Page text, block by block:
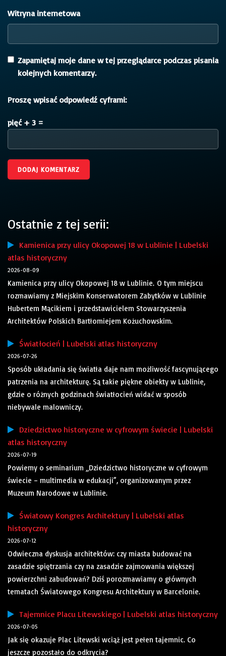
Witryna internetowa
Zapamiętaj moje dane w tej przeglądarce podczas pisania
kolejnych komentarzy.
Proszę wpisać odpowiedź cyframi:
pięć + 3 =
Ostatnie z tej serii:
Kamienica przy ulicy Okopowej 18 w Lublinie | Lubelski
atlas historyczny
2026-08-09
Kamienica przy ulicy Okopowej 18 w Lublinie. O tym miejscu
rozmawiamy z Miejskim Konserwatorem Zabytków w Lublinie
Hubertem Mącikiem i przedstawicielem Stowarzyszenia
Architektów Polskich Bartłomiejem Kożuchowskim.
Światłocień | Lubelski atlas historyczny
2026-07-26
Sposób układania się światła daje nam możliwość fascynującego
patrzenia na architekturę. Są takie piękne obiekty w Lublinie,
gdzie o różnych godzinach światłocień widać w sposób
niebywale malowniczy.
Dziedzictwo historyczne w cyfrowym świecie | Lubelski
atlas historyczny
2026-07-19
Powiemy o seminarium „Dziedzictwo historyczne w cyfrowym
świecie – multimedia w edukacji”, organizowanym przez
Muzeum Narodowe w Lublinie.
Światowy Kongres Architektury | Lubelski atlas
historyczny
2026-07-12
Odwieczna dyskusja architektów: czy miasta budować na
zasadzie spiętrzania czy na zasadzie zajmowania większej
powierzchni zabudowań? Dziś porozmawiamy o głównych
tematach Światowego Kongresu Architektury w Barcelonie.
Tajemnice Placu Litewskiego | Lubelski atlas historyczny
2026-07-05
Jak się okazuje Plac Litewski wciąż jest pełen tajemnic. Co
jeszcze pozostało do odkrycia?